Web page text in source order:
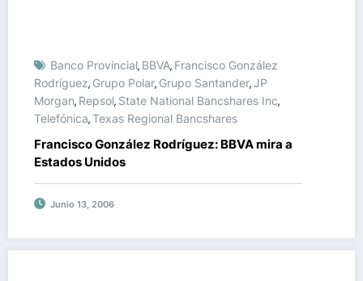
Banco Provincial, BBVA, Francisco González
Rodríguez, Grupo Polar, Grupo Santander,JP
Morgan, Repsol, State National Bancshares Inc,
Telefónica,Texas Regional Bancshares
Francisco González Rodríguez: BBVA mira a
Estados Unidos
Junio 13, 2006